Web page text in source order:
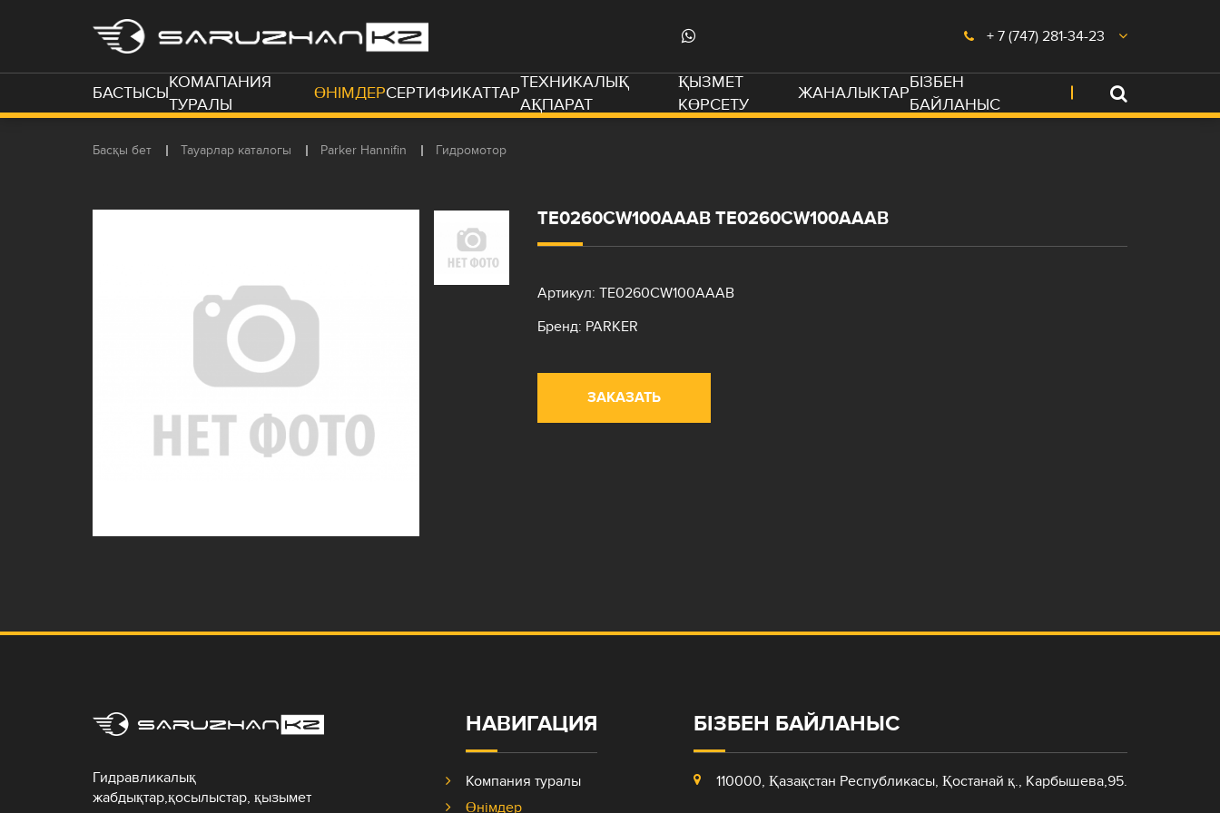
+ 7 (747) 281-34-23
БАСТЫСЫ
КОМАПАНИЯ
ТУРАЛЫ
ӨНІМДЕРСЕРТИФИКАТТАР
ТЕХНИКАЛЫҚ
АҚПАРАТ
ҚЫЗМЕТ
КӨРСЕТУ
ЖАНАЛЫКТАР
БІЗБЕН
БАЙЛАНЫС
Басқы бет Тауарлар каталогы Parker Hannifin Гидромотор
TE0260CW100AAAB TE0260CW100AAAB
Артикул: TE0260CW100AAAB
Бренд: PARKER
ЗАКАЗАТЬ
Гидравликалық
жабдықтар,қосылыстар, қызымет
НАВИГАЦИЯ
Компания туралы
Өнімдер
БІЗБЕН БАЙЛАНЫС
110000, Қазақстан Республикасы, Қостанай қ., Карбышева,95.